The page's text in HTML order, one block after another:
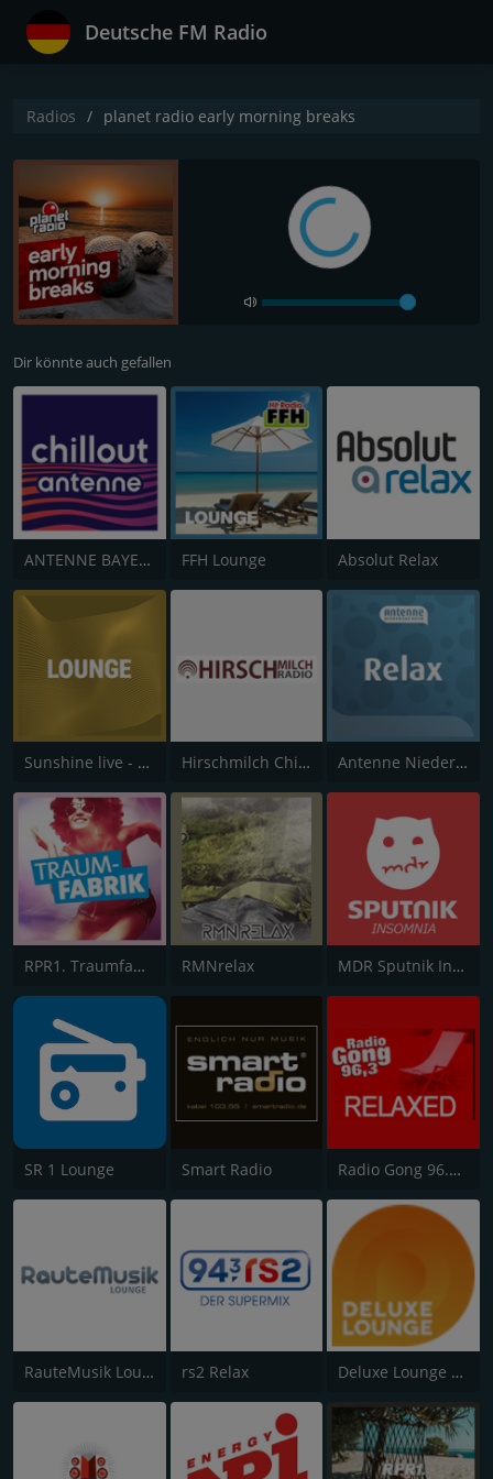
Deutsche FM Radio
Radios planet radio early morning breaks
Dir könnte auch gefallen
ANTENNE BAYERN Chillout FFH Lounge Absolut Relax
Sunshine live - Lounge Hirschmilch Chillout Antenne Niedersachsen Relax
RPR1. Traumfabrik RMNrelax MDR Sputnik Insomnia
SR 1 Lounge Smart Radio Radio Gong 96.3 - Relaxed
RauteMusik Lounge rs2 Relax Deluxe Lounge Radio